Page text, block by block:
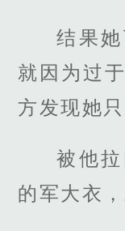
结果
就因为过
方发现她
被他
的军大衣